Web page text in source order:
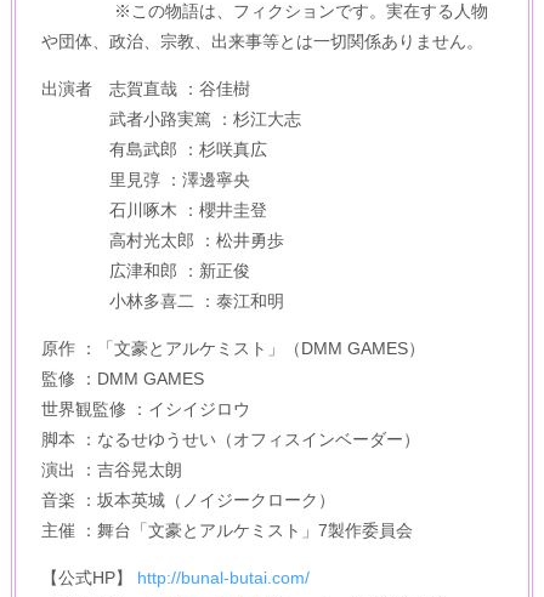
※この物語は、フィクションです。実在する人物
や団体、政治、宗教、出来事等とは一切関係ありません。
出演者 志賀直哉 ：谷佳樹
武者小路実篤 ：杉江大志
有島武郎 ：杉咲真広
里見弴 ：澤邊寧央
石川啄木 ：櫻井圭登
高村光太郎 ：松井勇歩
広津和郎 ：新正俊
小林多喜二 ：泰江和明
原作 ：「文豪とアルケミスト」（DMM GAMES）
監修 ：DMM GAMES
世界観監修 ：イシイジロウ
脚本 ：なるせゆうせい（オフィスインベーダー）
演出 ：吉谷晃太朗
音楽 ：坂本英城（ノイジークローク）
主催 ：舞台「文豪とアルケミスト」7製作委員会
【公式HP】 http://bunal-butai.com/